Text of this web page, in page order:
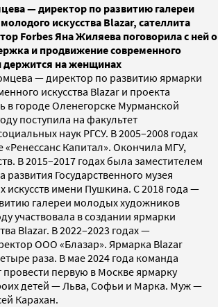
— директор по развитию галереи
искусства Blazar, сателлита
Forbes Яна Жиляева поговорила с ней о
и продвижение современного
держится на женщинах
— директор по развитию ярмарки
искусства Blazar и проекта
в городе Оленегорске Мурманской
поступила на факультет
наук РГСУ. В 2005–2008 годах
«Ренессанс Капитал». Окончила МГУ,
В 2015–2017 годах была заместителем
Государственного музея
искусств имени Пушкина. С 2018 года —
галереи молодых художников
участвовала в создании ярмарки
Blazar. В 2022–2023 годах —
ООО «Блазар». Ярмарка Blazar
раза. В мае 2024 года команда
провести первую в Москве ярмарку
детей — Льва, Софьи и Марка. Муж —
Карахан.